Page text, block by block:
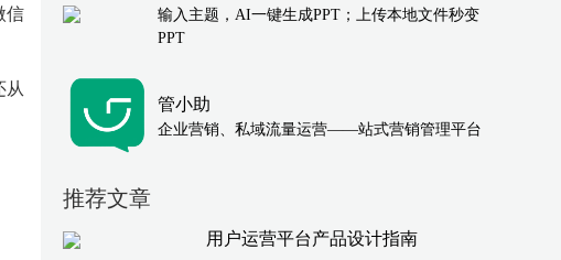
信
从
输入主题，AI一键生成PPT；上传本地文件秒变
PPT
管小助
企业营销、私域流量运营——站式营销管理平台
推荐文章
用户运营平台产品设计指南